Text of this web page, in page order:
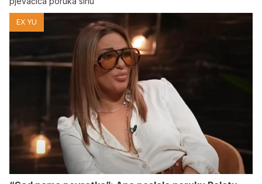
EX YU